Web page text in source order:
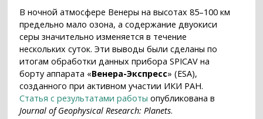
В ночной атмосфере Венеры на высотах 85–100 км
предельно мало озона, а содержание двуокиси
серы значительно изменяется в течение
нескольких суток. Эти выводы были сделаны по
итогам обработки данных прибора SPICAV на
борту аппарата «Венера-Экспресс» (ESA),
созданного при активном участии ИКИ РАН.
Статья с результатами работы опубликована в
Journal of Geophysical Research: Planets.